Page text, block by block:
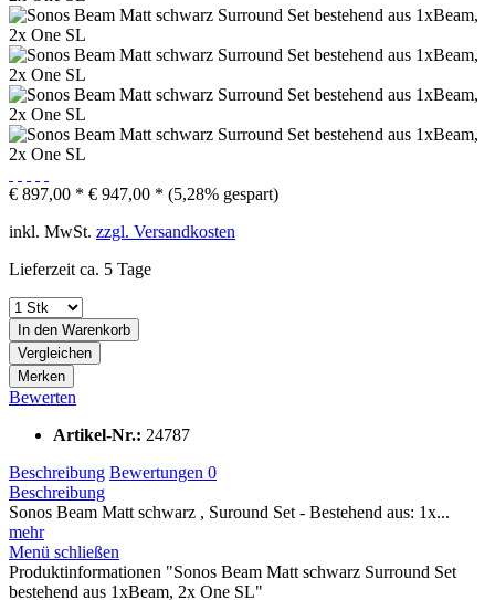
€ 897,00 * € 947,00 * (5,28% gespart)
inkl. MwSt. zzgl. Versandkosten
Lieferzeit ca. 5 Tage
In den Warenkorb
Vergleichen
Merken
Bewerten
Artikel-Nr.: 24787
Beschreibung Bewertungen 0
Beschreibung
Sonos Beam Matt schwarz , Suround Set - Bestehend aus: 1x...
mehr
Menü schließen
Produktinformationen "Sonos Beam Matt schwarz Surround Set
bestehend aus 1xBeam, 2x One SL"